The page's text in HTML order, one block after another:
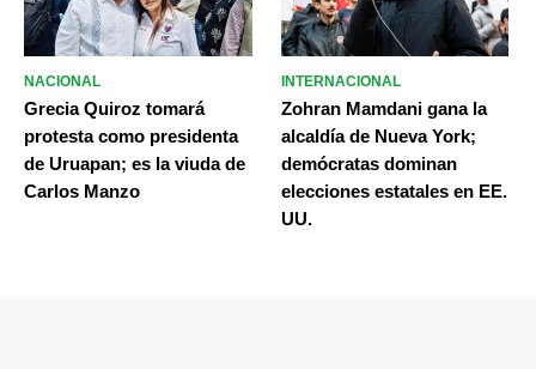
NACIONAL
Grecia Quiroz tomará
protesta como presidenta
de Uruapan; es la viuda de
Carlos Manzo
INTERNACIONAL
Zohran Mamdani gana la
alcaldía de Nueva York;
demócratas dominan
elecciones estatales en EE.
UU.